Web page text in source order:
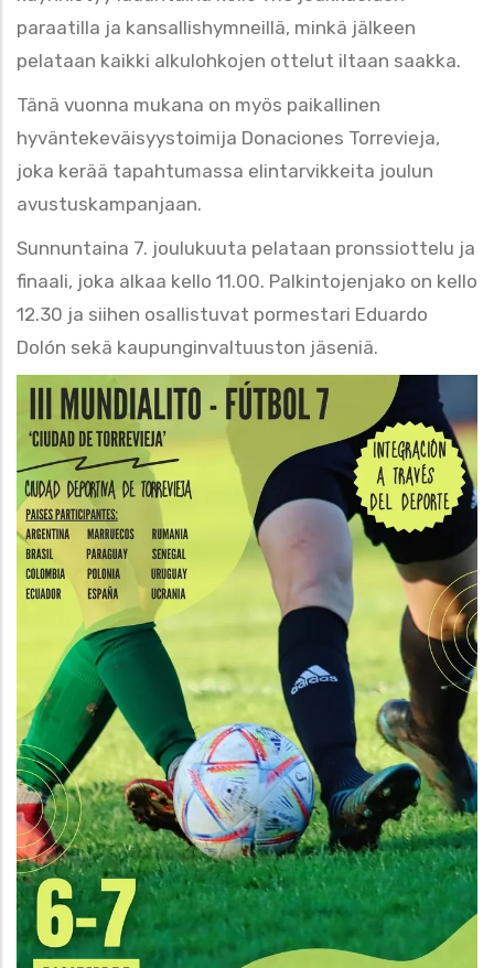
paraatilla ja kansallishymneillä, minkä jälkeen
pelataan kaikki alkulohkojen ottelut iltaan saakka.
Tänä vuonna mukana on myös paikallinen
hyväntekeväisyystoimija Donaciones Torrevieja,
joka kerää tapahtumassa elintarvikkeita joulun
avustuskampanjaan.
Sunnuntaina 7. joulukuuta pelataan pronssiottelu ja
finaali, joka alkaa kello 11.00. Palkintojenjako on kello
12.30 ja siihen osallistuvat pormestari Eduardo
Dolón sekä kaupunginvaltuuston jäseniä.